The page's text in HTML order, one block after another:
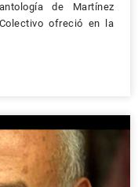
de Martínez
ofreció en la